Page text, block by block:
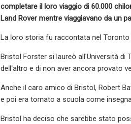
completare il loro viaggio di 60.000
Land Rover mentre viaggiavano da un
La loro storia fu raccontata nel Toronto
Bristol Forster si laureò all'Università di
dell'altro e di non aver ancora provato
Anche il caro amico di Bristol, Robert
e poi era tornato a scuola come
Bristol ha deciso che sarebbe stato